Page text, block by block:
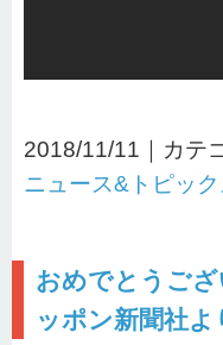
2018/11/11｜カテ
ニュース&トピック
おめでとうご
ッポン新聞社